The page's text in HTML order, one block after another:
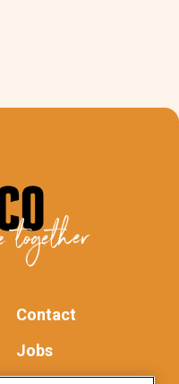
FOOTER
Contact
Jobs